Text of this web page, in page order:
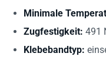
Minimale
Zugfestigkeit: 491
Klebebandtyp: